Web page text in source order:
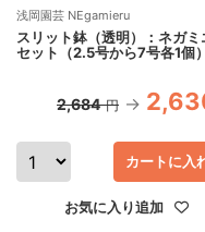
浅岡園芸 NEgamieru
スリット鉢（透明）：ネガミ
セット（2.5号から7号各1個）
2,684 円
カートに入
お気に入り追加